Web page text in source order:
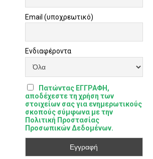
Email (υποχρεωτικό)
Ενδιαφέροντα
Πατώντας ΕΓΓΡΑΦΗ,
αποδέχεστε τη χρήση των
στοιχείων σας για ενημερωτικούς
σκοπούς σύμφωνα με την
Πολιτική Προστασίας
Προσωπικών Δεδομένων.